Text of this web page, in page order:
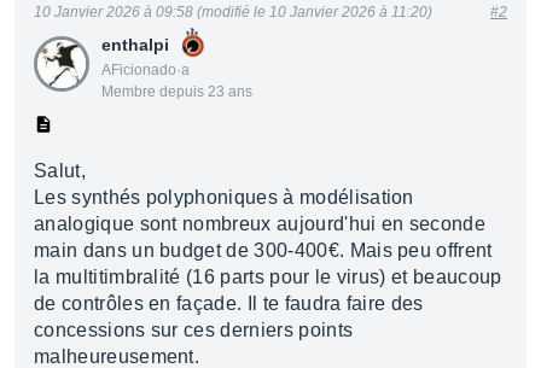
enthalpi
AFicionado·a
Membre depuis 23 ans
10 Janvier 2026 à 09:58 (modifié le 10 Janvier 2026 à 11:20) #2
Salut,
Les synthés polyphoniques à modélisation
analogique sont nombreux aujourd'hui en seconde
main dans un budget de 300-400€. Mais peu offrent
la multitimbralité (16 parts pour le virus) et beaucoup
de contrôles en façade. Il te faudra faire des
concessions sur ces derniers points
malheureusement.